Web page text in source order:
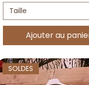
Taille
Ajouter au
SOLDES